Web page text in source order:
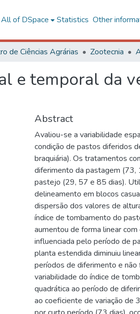
All of DSpace Statistics Other
de Ciências Agrárias Zootecnia
e temporal da
Abstract
Avaliou-se a variabilidade
condição de pastos diferidos
braquiária). Os tratamentos
diferimento da pastagem
pastejo (29, 57 e 85 dias).
delineamento em blocos
dispersão dos valores de
índice de tombamento do
aumentou de forma linear
influenciada pelo período de
planta estendida diminuiu
períodos de diferimento e
variabilidade do índice de
quadrática ao período de
ao coeficiente de variação de